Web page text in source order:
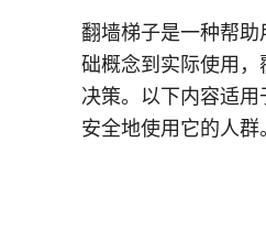
翻墙梯子是一种帮
础概念到实际使用
决策。以下内容适用
安全地使用它的人群